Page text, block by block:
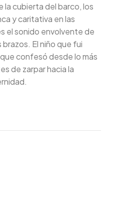
la cubierta del barco, los
y caritativa en las
el sonido envolvente de
El niño que fui
confesó desde lo más
de zarpar hacia la